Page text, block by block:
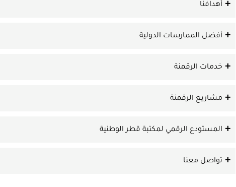
أهدافنا
أفضل الممارسات الدولية
خدمات الرقمنة
مشاريع الرقمنة
المستودع الرقمي لمكتبة قطر الوطنية
تواصل معنا